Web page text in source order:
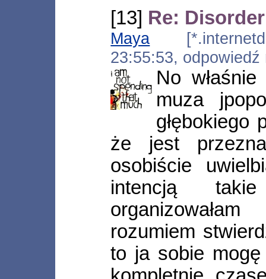
[13] Re:
Maya
23:55:53,
No
muza
głębokiego
że jest
osobiście
intencją
rozumiem
to ja sobie mogę